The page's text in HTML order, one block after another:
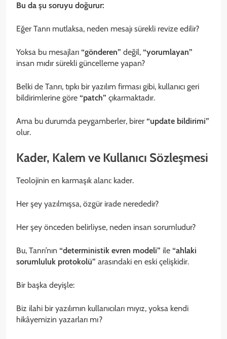
Bu da şu soruyu doğurur:
Eğer Tanrı mutlaksa, neden mesajı sürekli revize edilir?
Yoksa bu mesajları “gönderen” değil, “yorumlayan”
insan mıdır sürekli güncelleme yapan?
Belki de Tanrı, tıpkı bir yazılım firması gibi, kullanıcı geri
bildirimlerine göre “patch” çıkarmaktadır.
Ama bu durumda peygamberler, birer “update bildirimi”
olur.
Kader, Kalem ve Kullanıcı Sözleşmesi
Teolojinin en karmaşık alanı: kader.
Her şey yazılmışsa, özgür irade nerededir?
Her şey önceden belirliyse, neden insan sorumludur?
Bu, Tanrı’nın “deterministik evren modeli” ile “ahlaki
sorumluluk protokolü” arasındaki en eski çelişkidir.
Bir başka deyişle:
Biz ilahi bir yazılımın kullanıcıları mıyız, yoksa kendi
hikâyemizin yazarları mı?